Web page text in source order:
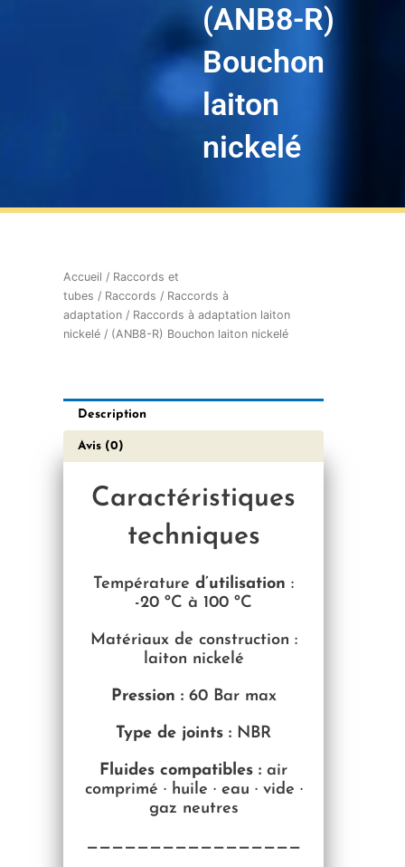
(ANB8-R)
Bouchon
laiton
nickelé
Accueil / Raccords et
tubes / Raccords / Raccords à
adaptation / Raccords à adaptation laiton
nickelé / (ANB8-R) Bouchon laiton nickelé
Description
Avis (0)
Caractéristiques
techniques
Température d’utilisation :
-20 ºC à 100 ºC
Matériaux de construction :
laiton nickelé
Pression :60 Bar max
Type de joints : NBR
Fluides compatibles : air
comprimé · huile · eau · vide ·
gaz neutres
—————————————————